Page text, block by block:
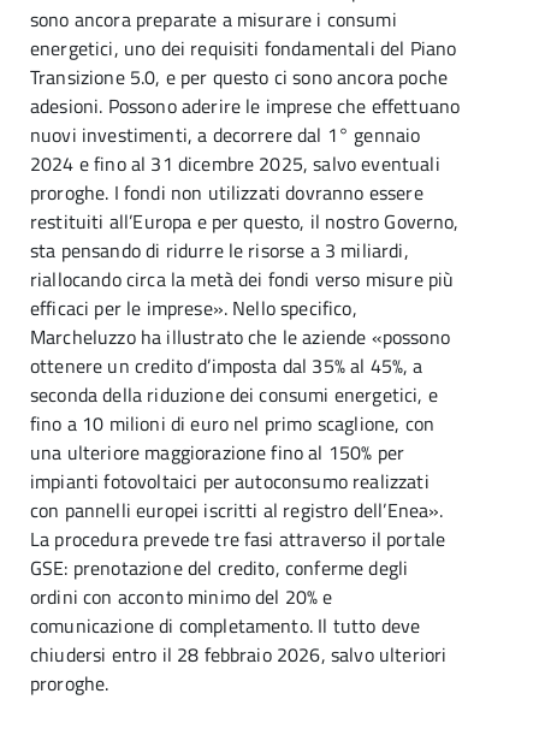
sono ancora preparate a misurare i consumi
energetici, uno dei requisiti fondamentali del Piano
Transizione 5.0, e per questo ci sono ancora poche
adesioni. Possono aderire le imprese che effettuano
nuovi investimenti, a decorrere dal 1° gennaio
2024 e fino al 31 dicembre 2025, salvo eventuali
proroghe. I fondi non utilizzati dovranno essere
restituiti all’Europa e per questo, il nostro Governo,
sta pensando di ridurre le risorse a 3 miliardi,
riallocando circa la metà dei fondi verso misure più
efficaci per le imprese». Nello specifico,
Marcheluzzo ha illustrato che le aziende «possono
ottenere un credito d’imposta dal 35% al 45%, a
seconda della riduzione dei consumi energetici, e
fino a 10 milioni di euro nel primo scaglione, con
una ulteriore maggiorazione fino al 150% per
impianti fotovoltaici per autoconsumo realizzati
con pannelli europei iscritti al registro dell’Enea».
La procedura prevede tre fasi attraverso il portale
GSE: prenotazione del credito, conferme degli
ordini con acconto minimo del 20% e
comunicazione di completamento. Il tutto deve
chiudersi entro il 28 febbraio 2026, salvo ulteriori
proroghe.